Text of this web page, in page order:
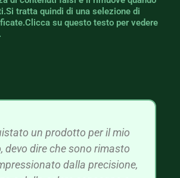
tratta quindi di una selezione di
su questo testo per vedere
un prodotto per il mio
devo dire che sono rimasto
dalla precisione,